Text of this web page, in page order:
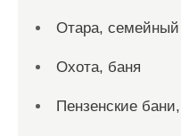
Отара, семейный
Охота, баня
Пензенские